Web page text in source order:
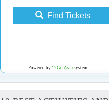
Find Tickets
Powered by 12Go Asiasystem